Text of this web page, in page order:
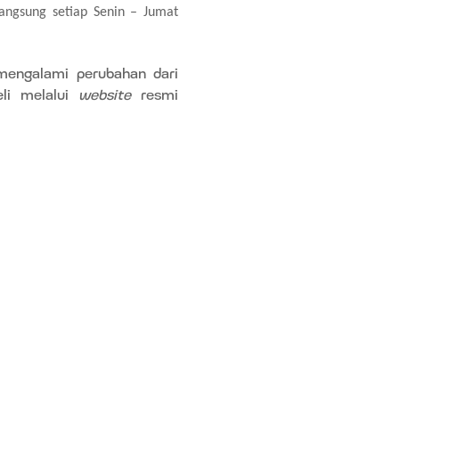
setiap Senin – Jumat
perubahan dari
melalui websiteresmi